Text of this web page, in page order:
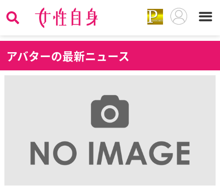
アバターの最新ニュース